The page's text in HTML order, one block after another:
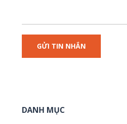
DANH MỤC